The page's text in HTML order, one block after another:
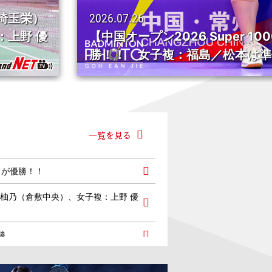
決勝】女子単：山口が優
勝
【中国
勝進出
一覧を見る
優勝！！
乃（倉敷中央）、女子複：上野 優